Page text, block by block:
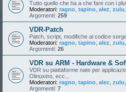
Tutto quello che ha a che fare con i
Moderatori: ragno tapino alez zulu
Argomenti: 259
VDR-Patch
Patch, script, modifiche al codice
Moderatori: ragno tapino alez zulu
Argomenti: 26
VDR su ARM - Hardware &
VDR su piattaforme nate per
Olinuxino, ecc...
Moderatori: ragno tapino alez zulu
Argomenti: 7